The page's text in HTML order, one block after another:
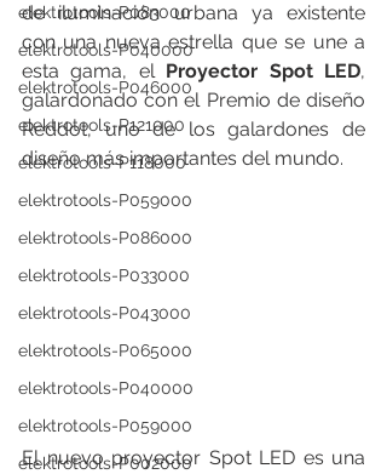
elektrotools-P083000
elektrotools-P040000
elektrotools-P046000
elektrotools-P121000
elektrotools-P118000
elektrotools-P059000
elektrotools-P086000
elektrotools-P033000
elektrotools-P043000
elektrotools-P065000
elektrotools-P040000
elektrotools-P059000
elektrotools-P002000
de iluminación urbana ya existente
con una nueva estrella que se une a
esta gama, el Proyector Spot LED,
galardonado con el Premio de diseño
Reddot, uno de los galardones de
diseño más importantes del mundo.
El nuevo proyector Spot LED es una